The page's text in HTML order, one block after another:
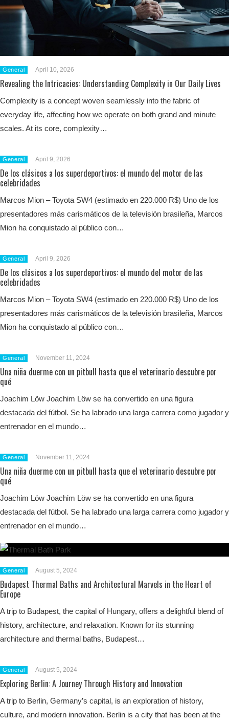
General April 10, 2026
Revealing the Intricacies: Understanding Complexity in Our Daily Lives
Complexity is a concept woven seamlessly into the fabric of
everyday life, affecting how we operate on both grand and minute
scales. At its core, complexity…
General April 9, 2026
De los clásicos a los superdeportivos: el mundo del motor de las
celebridades
Marcos Mion – Toyota SW4 (estimado en 220.000 R$) Uno de los
presentadores más carismáticos de la televisión brasileña, Marcos
Mion ha conquistado al público con…
General April 9, 2026
De los clásicos a los superdeportivos: el mundo del motor de las
celebridades
Marcos Mion – Toyota SW4 (estimado en 220.000 R$) Uno de los
presentadores más carismáticos de la televisión brasileña, Marcos
Mion ha conquistado al público con…
General November 11, 2024
Una niña duerme con un pitbull hasta que el veterinario descubre por
qué
Joachim Löw Joachim Löw se ha convertido en una figura
destacada del fútbol. Se ha labrado una larga carrera como jugador y
entrenador en el mundo…
General November 11, 2024
Una niña duerme con un pitbull hasta que el veterinario descubre por
qué
Joachim Löw Joachim Löw se ha convertido en una figura
destacada del fútbol. Se ha labrado una larga carrera como jugador y
entrenador en el mundo…
General August 5, 2024
Budapest Thermal Baths and Architectural Marvels in the Heart of
Europe
A trip to Budapest, the capital of Hungary, offers a delightful blend of
history, architecture, and relaxation. Known for its stunning
architecture and thermal baths, Budapest…
General August 5, 2024
Exploring Berlin: A Journey Through History and Innovation
A trip to Berlin, Germany’s capital, is an exploration of history,
culture, and modern innovation. Berlin is a city that has been at the